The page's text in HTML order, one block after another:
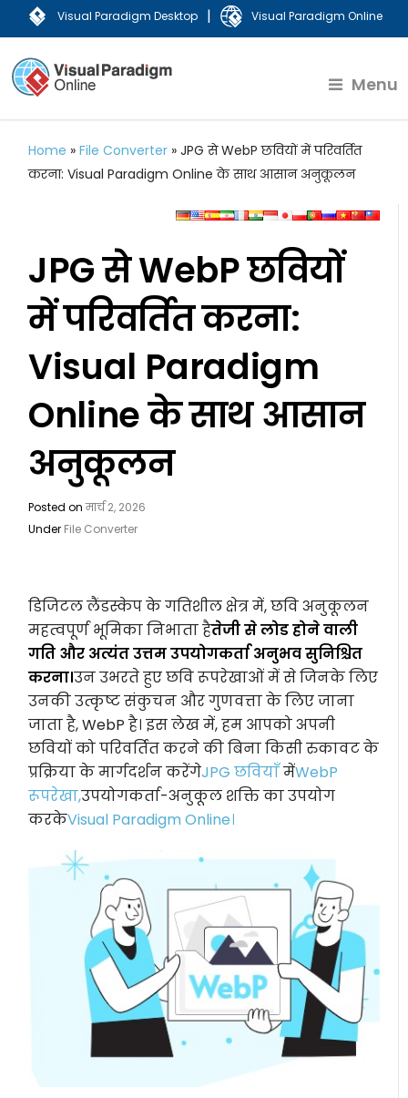
Visual Paradigm Desktop | Visual Paradigm Online
Menu
Home »File Converter »JPG से WebP छवियों में परिवर्तित
करना: Visual Paradigm Online के साथ आसान अनुकूलन
JPG से WebP छवियों
में परिवर्तित करना:
Visual Paradigm
Online के साथ आसान
अनुकूलन
Posted onमार्च 2, 2026
Under File Converter
डिजिटल लैंडस्केप के गतिशील क्षेत्र में, छवि अनुकूलन
महत्वपूर्ण भूमिका निभाता हैतेजी से लोड होने वाली
गति और अत्यंत उत्तम उपयोगकर्ता अनुभव सुनिश्चित
करना।उन उभरते हुए छवि रूपरेखाओं में से जिनके लिए
उनकी उत्कृष्ट संकुचन और गुणवत्ता के लिए जाना
जाता है, WebP है। इस लेख में, हम आपको अपनी
छवियों को परिवर्तित करने की बिना किसी रुकावट के
प्रक्रिया के मार्गदर्शन करेंगेJPG छवियाँमेंWebP
रूपरेखा,उपयोगकर्ता-अनुकूल शक्ति का उपयोग
करकेVisual Paradigm Online।